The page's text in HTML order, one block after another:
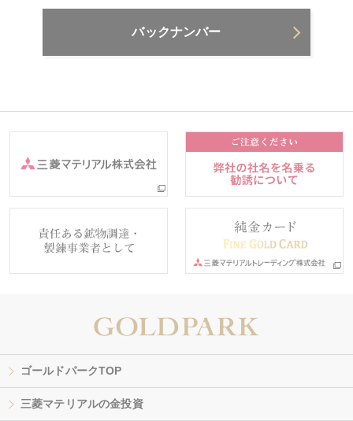
バックナンバー
ゴールドパークTOP
三菱マテリアルの金投資